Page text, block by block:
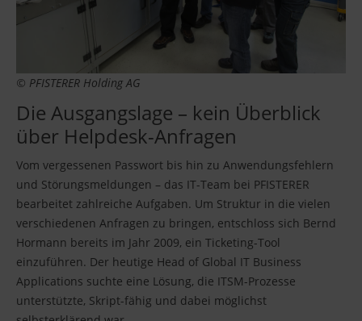
© PFISTERER Holding AG
Die Ausgangslage – kein Überblick
über Helpdesk-Anfragen
Vom vergessenen Passwort bis hin zu Anwendungsfehlern
und Störungsmeldungen – das IT-Team bei PFISTERER
bearbeitet zahlreiche Aufgaben. Um Struktur in die vielen
verschiedenen Anfragen zu bringen, entschloss sich Bernd
Hormann bereits im Jahr 2009, ein Ticketing-Tool
einzuführen. Der heutige Head of Global IT Business
Applications suchte eine Lösung, die ITSM-Prozesse
unterstützte, Skript-fähig und dabei möglichst